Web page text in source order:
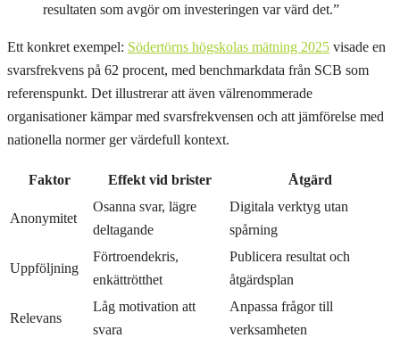
resultaten som avgör om investeringen var värd det.”
Ett konkret exempel: Södertörns högskolas mätning 2025 visade en
svarsfrekvens på 62 procent, med benchmarkdata från SCB som
referenspunkt. Det illustrerar att även välrenommerade
organisationer kämpar med svarsfrekvensen och att jämförelse med
nationella normer ger värdefull kontext.
Faktor Effekt vid brister Åtgärd
Anonymitet
Osanna svar, lägre
deltagande
Digitala verktyg utan
spårning
Uppföljning
Förtroendekris,
enkättrötthet
Publicera resultat och
åtgärdsplan
Relevans
Låg motivation att
svara
Anpassa frågor till
verksamheten